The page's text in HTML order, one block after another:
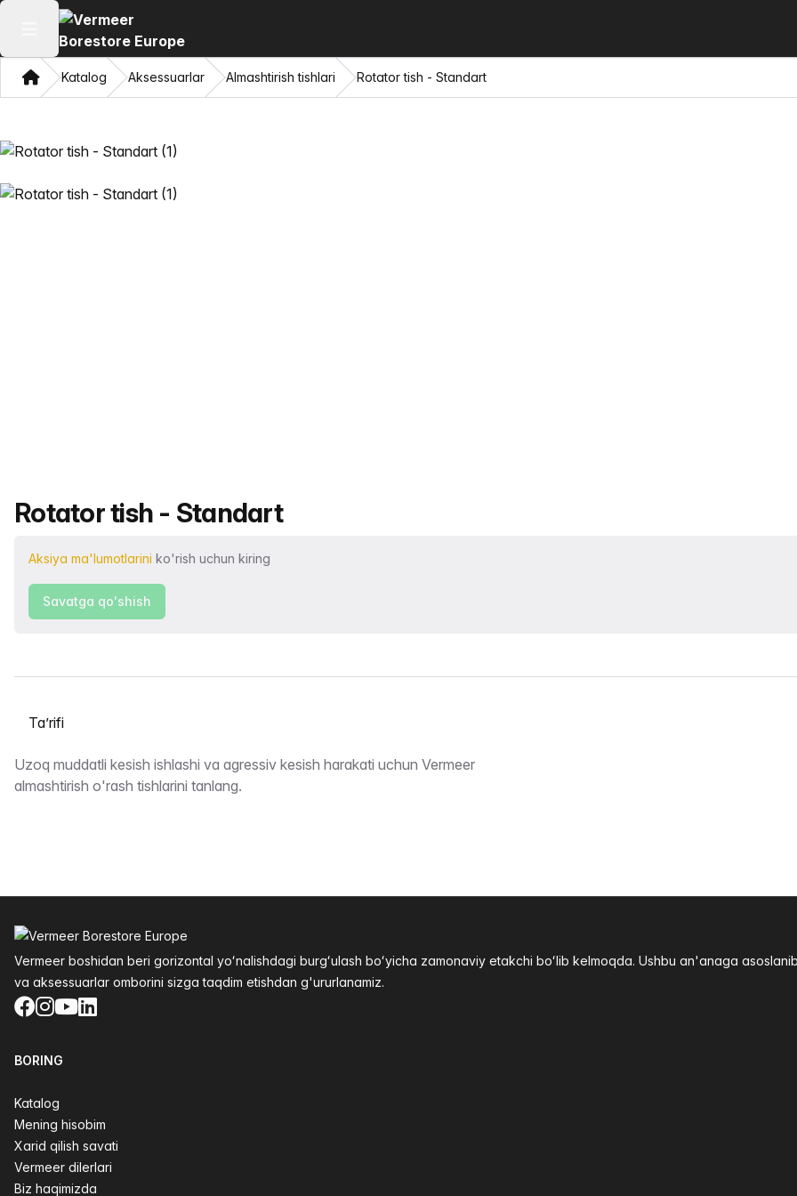
Asosiy menyuni ochish
Bosh sahifa
Katalog Aksessuarlar Almashtirish tishlari Rotator tish - Standart
Mahsulot nomi
Rotator tish - Standart
Aksiya ma'lumotlarini ko'rish uchun kiring
Savatga qo'shish
Yorliqni tanlash
Taʼrifi
Uzoq muddatli kesish ishlashi va agressiv kesish harakati uchun Vermeer
almashtirish o'rash tishlarini tanlang.
Vermeer boshidan beri gorizontal yoʻnalishdagi burgʻulash boʻyicha zamonaviy etakchi boʻlib kelmoqda. Ushbu an'anaga
va aksessuarlar omborini sizga taqdim etishdan g'ururlanamiz.
Facebook
Instagram
YouTube
LinkedIn
BORING
Katalog
Mening hisobim
Xarid qilish savati
Vermeer dilerlari
Biz haqimizda